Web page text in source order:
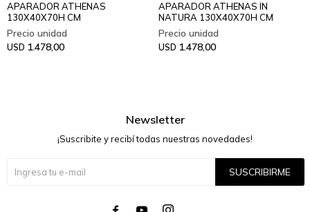
APARADOR ATHENAS
130X40X70H CM
USD 1.478,00
APARADOR ATHENAS IN
NATURA 130X40X70H CM
USD 1.478,00
Newsletter
¡Suscribite y recibí todas nuestras novedades!
SUSCRIBIRME
  